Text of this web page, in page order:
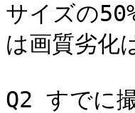
サイズの
は画質劣化
Q2 すでに